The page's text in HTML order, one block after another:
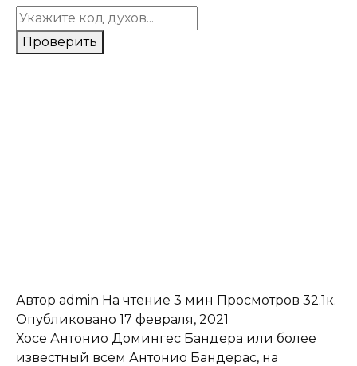
Проверить
Автор admin На чтение 3 мин Просмотров 32.1к.
Опубликовано 17 февраля, 2021
Хосе Антонио Домингес Бандера или более
известный всем Антонио Бандерас, на